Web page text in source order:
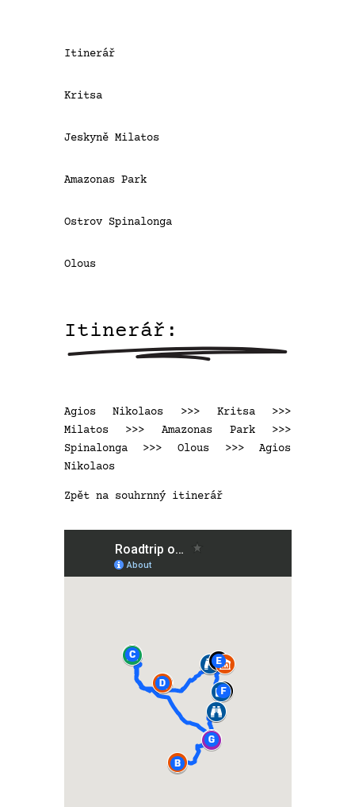
Itinerář
Kritsa
Jeskyně Milatos
Amazonas Park
Ostrov Spinalonga
Olous
Itinerář:
Agios Nikolaos >>> Kritsa >>>
Milatos >>> Amazonas Park >>>
Spinalonga >>> Olous >>> Agios
Nikolaos
Zpět na souhrnný itinerář